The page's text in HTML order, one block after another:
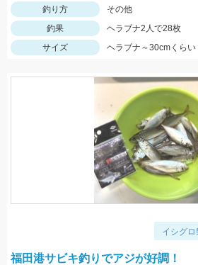
釣り方
その他
釣果
ヘラブナ2人で28枚
サイズ
ヘラブナ～30cmくらい
イシグ
福田港サビキ釣りでアジが好調！